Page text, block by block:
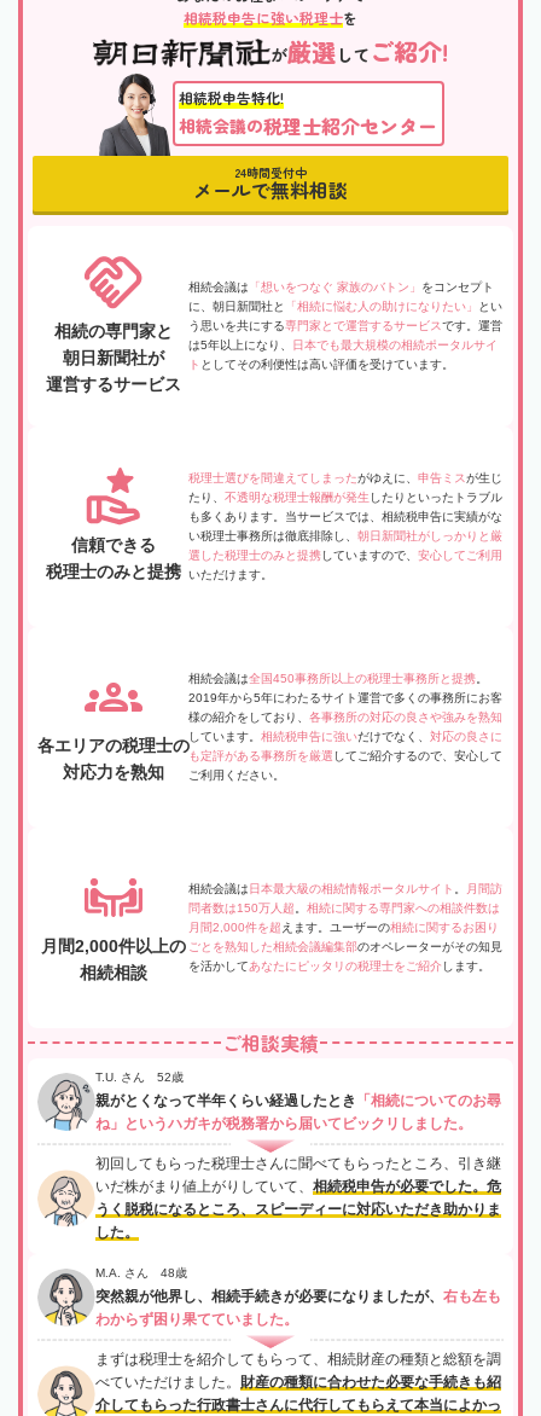
相続税申告に強い税理士を
が厳選して ご紹介!
相続税申告特化!
相続会議の税理士紹介センター
24時間受付中
メールで無料相談
相続の専門家と
朝日新聞社が
運営するサービス
相続会議は 「想いをつなぐ 家族のバトン」 をコンセプト
に、朝日新聞社と
「相続に悩む人の助けになりたい」
とい
う思いを共にする専門家とで運営するサービスです。運営
は5年以上になり、
日本でも最大規模の相続ポータルサイ
ト としてその利便性は高い評価を受けています。
信頼できる
税理士のみと提携
税理士選びを間違えてしまったがゆえに、 申告ミスが生じ
たり、 不透明な税理士報酬が発生 したりといったトラブル
も多くあります。当サービスでは、相続税申告に実績がな
い税理士事務所は徹底排除し、 朝日新聞社がしっかりと厳
選した税理士のみと提携していますので、 安心してご利用
いただけます。
各エリアの税理士の
対応力を熟知
相続会議は全国450事務所以上の税理士事務所と提携
2019年から5年にわたるサイト運営で多くの事務所にお客
様の紹介をしており、 各事務所の対応の良さや強みを熟知
しています。 相続税申告に強いだけでなく、 対応の良さに
も定評がある事務所を厳選 してご紹介するので、安心して
ご利用ください。
月間2,000件以上の
相続相談
相続会議は 日本最大級の相続情報ポータルサイト
月間訪
問者数は150万人超
相続に関する専門家への相談件数は
月間2,000件を超 えます。ユーザーの相続に関するお困り
ごとを熟知した相続会議編集部のオペレーターがその知見
を活かしてあなたにピッタリの税理士をご紹介 します。
ご相談実績
T.U. さん 52歳
親がとくなって半年くらい経過したとき
「相続についてのお尋
ね」というハガキが税務署から届いてビックリしました。
初回してもらった税理士さんに聞べてもらったところ、引き継
いだ株がまり値上がりしていて、 相続税申告が必要でした。危
うく脱税になるところ、スピーディーに対応いただき助かりま
した。
M.A. さん 48歳
突然親が他界し、相続手続きが必要になりましたが、 右も左も
わからず困り果てていました。
まずは税理士を紹介してもらって、相続財産の種類と総額を調
べていただけました。 財産の種類に合わせた必要な手続きも紹
介してもらった行政書士さんに代行してもらえて本当によかっ